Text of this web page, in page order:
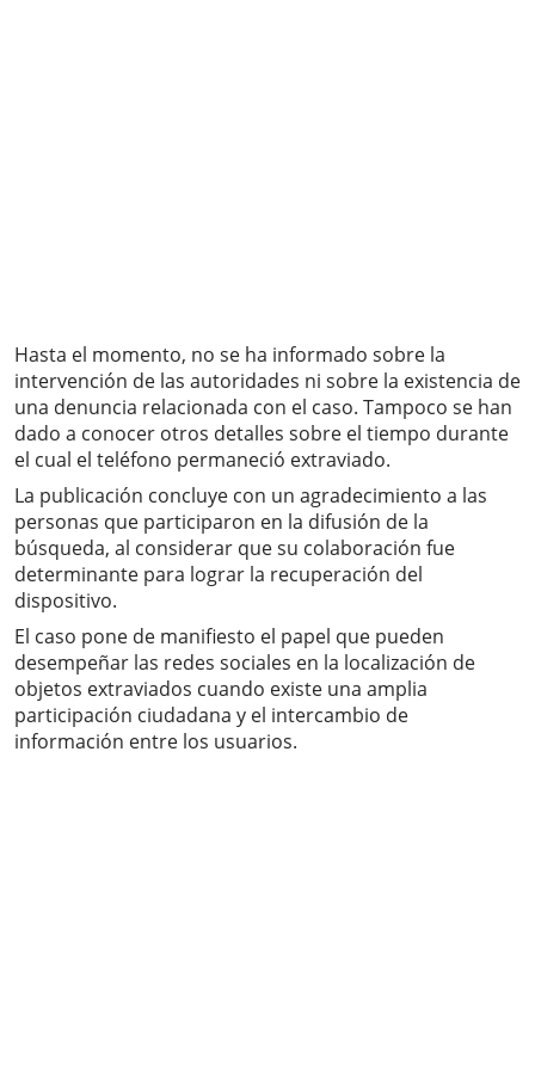
Hasta el momento, no se ha informado sobre la
intervención de las autoridades ni sobre la existencia de
una denuncia relacionada con el caso. Tampoco se han
dado a conocer otros detalles sobre el tiempo durante
el cual el teléfono permaneció extraviado.
La publicación concluye con un agradecimiento a las
personas que participaron en la difusión de la
búsqueda, al considerar que su colaboración fue
determinante para lograr la recuperación del
dispositivo.
El caso pone de manifiesto el papel que pueden
desempeñar las redes sociales en la localización de
objetos extraviados cuando existe una amplia
participación ciudadana y el intercambio de
información entre los usuarios.